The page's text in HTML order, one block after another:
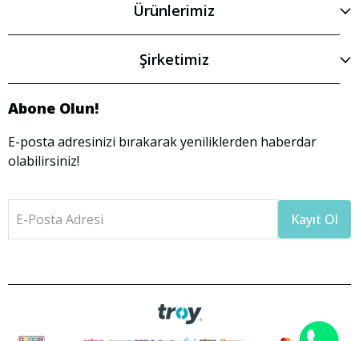
Ürünlerimiz
Şirketimiz
Abone Olun!
E-posta adresinizi bırakarak yeniliklerden haberdar
olabilirsiniz!
E-Posta Adresi Kayıt Ol